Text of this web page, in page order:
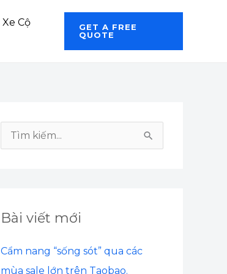
Xe Cộ
GET A FREE
QUOTE
m
Bài viết mới
Cẩm nang “sống sót” qua các
mùa sale lớn trên Taobao.